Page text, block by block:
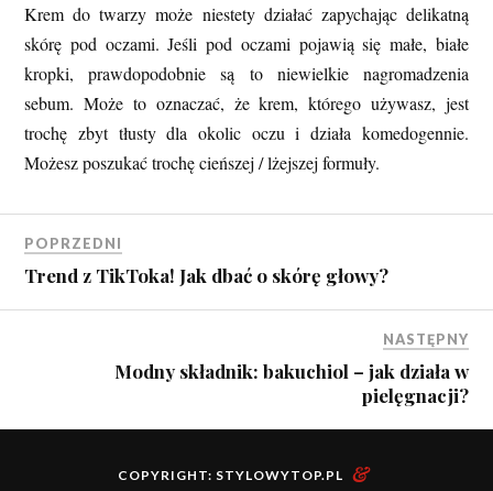
Krem do twarzy może niestety działać zapychając delikatną
skórę pod oczami. Jeśli pod oczami pojawią się małe, białe
kropki, prawdopodobnie są to niewielkie nagromadzenia
sebum. Może to oznaczać, że krem, którego używasz, jest
trochę zbyt tłusty dla okolic oczu i działa komedogennie.
Możesz poszukać trochę cieńszej / lżejszej formuły.
POPRZEDNI
Trend z TikToka! Jak dbać o skórę głowy?
NASTĘPNY
Modny składnik: bakuchiol – jak działa w
pielęgnacji?
COPYRIGHT: STYLOWYTOP.PL &